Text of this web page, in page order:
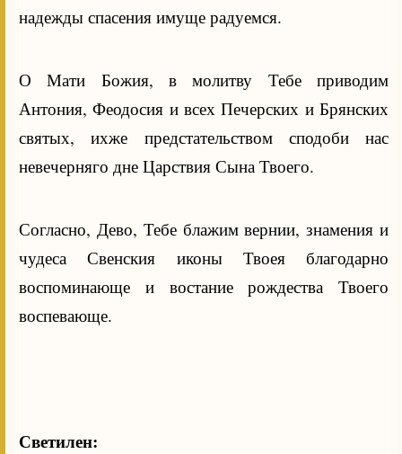
надежды спасения имуще радуемся.
О Мати Божия, в молитву Тебе приводим
Антония, Феодосия и всех Печерских и Брянских
святых, ихже предстательством сподоби нас
невечерняго дне Царствия Сына Твоего.
Согласно, Дево, Тебе блажим вернии, знамения и
чудеса Свенския иконы Твоея благодарно
воспоминающе и востание рождества Твоего
воспевающе.
Светилен: